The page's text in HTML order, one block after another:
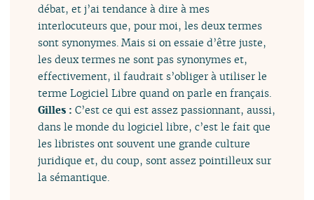
débat, et j’ai tendance à dire à mes
interlocuteurs que, pour moi, les deux termes
sont synonymes. Mais si on essaie d’être juste,
les deux termes ne sont pas synonymes et,
effectivement, il faudrait s’obliger à utiliser le
terme Logiciel Libre quand on parle en français.
Gilles : C’est ce qui est assez passionnant, aussi,
dans le monde du logiciel libre, c’est le fait que
les libristes ont souvent une grande culture
juridique et, du coup, sont assez pointilleux sur
la sémantique.